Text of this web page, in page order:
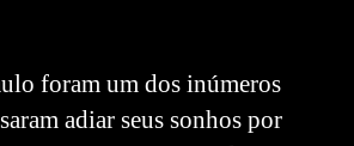
foram um dos inúmeros
adiar seus sonhos por